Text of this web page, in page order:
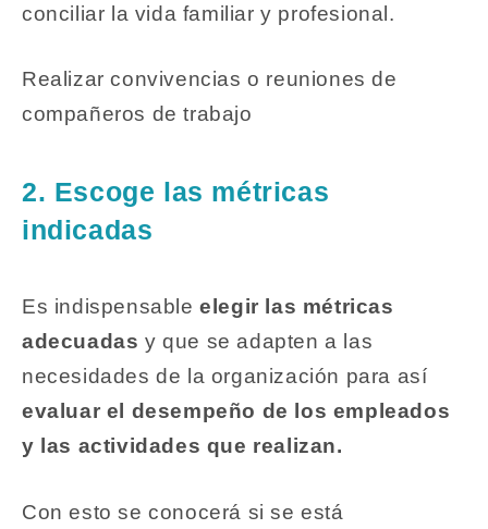
conciliar la vida familiar y profesional.
Realizar convivencias o reuniones de
compañeros de trabajo
2. Escoge las métricas
indicadas
Es indispensableelegir las métricas
adecuadas y que se adapten a las
necesidades de la organización para así
evaluar el desempeño de los empleados
y las actividades que realizan.
Con esto se conocerá si se está